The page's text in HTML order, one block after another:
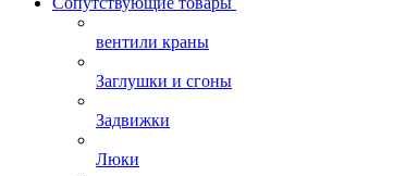
вентили краны
Заглушки и сгоны
Задвижки
Люки